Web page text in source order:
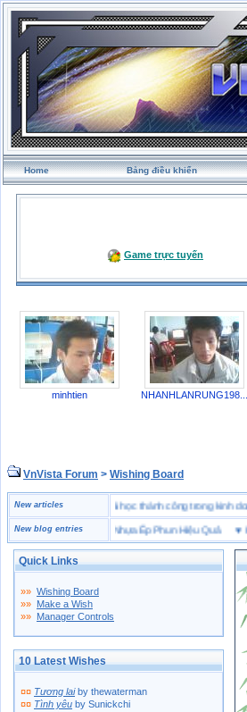
Home Bảng điều khiển
Game trực tuyến
minhtien NHANHLANRUNG198...
VnVista Forum > Wishing Board
New articles
biệt” của Microsoft ♥4 bài học thành công trong
New blog entries
Chọn Bột Màu Cho Nhựa Ép Phun Hiệu Quả♥
Quick Links
»» Wishing Board
»» Make a Wish
»» Manager Controls
10 Latest Wishes
¤¤ Tương laiby thewaterman
¤¤ Tình yêu by Sunickchi